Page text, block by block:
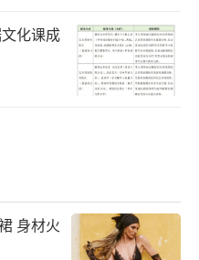
化课成
身材火